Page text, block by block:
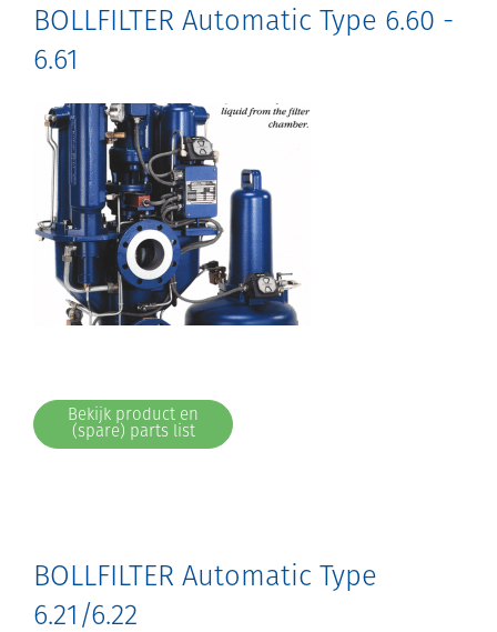
BOLLFILTER Automatic Type 6.60 -
6.61
Bekijk product en
(spare) parts list
BOLLFILTER Automatic Type
6.21/6.22